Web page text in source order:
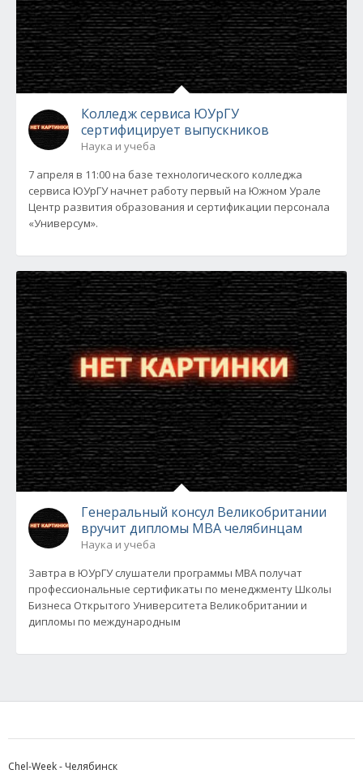
Колледж сервиса ЮУрГУ
сертифицирует выпускников
Наука и учеба
7 апреля в 11:00 на базе технологического колледжа
сервиса ЮУрГУ начнет работу первый на Южном Урале
Центр развития образования и сертификации персонала
«Универсум».
Генеральный консул Великобритании
вручит дипломы МВА челябинцам
Наука и учеба
Завтра в ЮУрГУ слушатели программы МВА получат
профессиональные сертификаты по менеджменту Школы
Бизнеса Открытого Университета Великобритании и
дипломы по международным
Chel-Week - Челябинск